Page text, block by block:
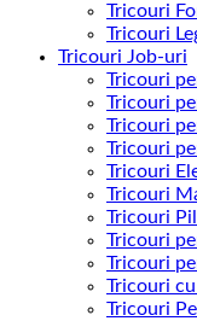
Tricouri
Tricouri
Tricouri Job-uri
Tricouri
Tricouri
Tricouri
Tricouri
Tricouri
Tricouri
Tricouri
Tricouri
Tricouri
Tricouri
Tricouri